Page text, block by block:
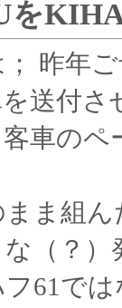
を
昨年
送付
車の
ま組
（？）
61で